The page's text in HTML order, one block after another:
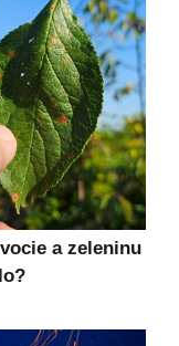
a zeleninu